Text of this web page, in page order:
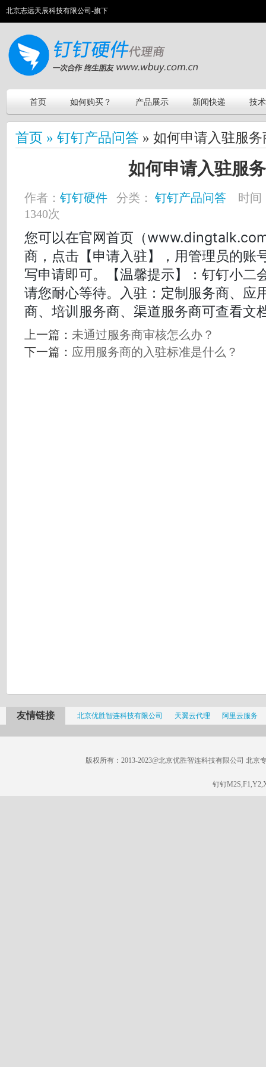
北京志远天辰科技有限公司-旗下
首页 如何购买？ 产品展示 新闻快递 技
首页 » 钉钉产品问答 » 如何申请入驻服务
如何申请入驻服
作者： 钉钉硬件 分类： 钉钉产品问答
时间
1340次
您可以在官网首页（
商，点击【申请入驻】，用管理员的账
写申请即可。【温馨提示】：钉钉小二
请您耐心等待。入驻：定制服务商、应
商、培训服务商、渠道服务商可查看文
上一篇： 未通过服务商审核怎么办？
下一篇： 应用服务商的入驻标准是什么？
友情链接 北京优胜智连科技有限公司 天翼云代理 阿里云服务
版权所有：2013-2023@北京优胜智连科技有限公司 北京
钉钉